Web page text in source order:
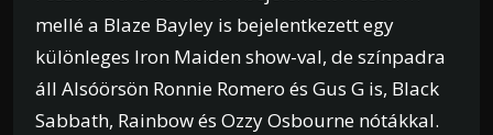
mellé a Blaze Bayley is bejelentkezett egy
különleges Iron Maiden show-val, de színpadra
áll Alsóörsön Ronnie Romero és Gus G is, Black
Sabbath, Rainbow és Ozzy Osbourne nótákkal.